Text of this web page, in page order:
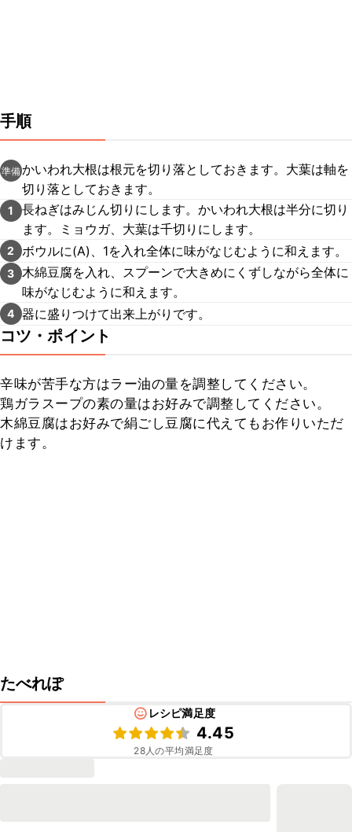
手順
準備かいわれ大根は根元を切り落としておきます。大葉は軸を
切り落としておきます。
1
長ねぎはみじん切りにします。かいわれ大根は半分に切り
ます。ミョウガ、大葉は千切りにします。
2 ボウルに(A)、1を入れ全体に味がなじむように和えます。
3 木綿豆腐を入れ、スプーンで大きめにくずしながら全体に
味がなじむように和えます。
4 器に盛りつけて出来上がりです。
コツ・ポイント
辛味が苦手な方はラー油の量を調整してください。
鶏ガラスープの素の量はお好みで調整してください。
木綿豆腐はお好みで絹ごし豆腐に代えてもお作りいただ
けます。
たべれぽ
レシピ満足度
4.45
28人の平均満足度